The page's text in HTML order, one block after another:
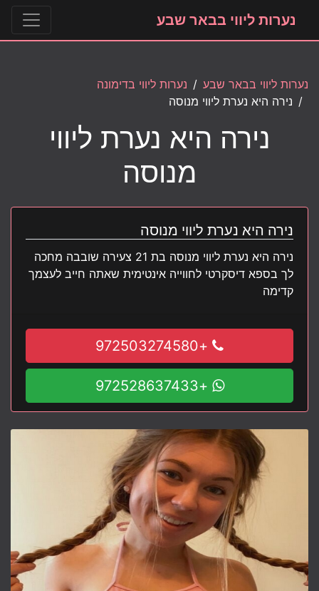
נערות ליווי בבאר שבע
נערות ליווי בבאר שבע
נערות ליווי בדימונה
נירה היא נערת ליווי מנוסה
נירה היא נערת ליווי
מנוסה
נירה היא נערת ליווי מנוסה
נירה היא נערת ליווי מנוסה בת 21 צעירה שובבה מחכה
לך בספא דיסקרטי לחווייה אינטימית שאתה חייב לעצמך
קדימה
+972503274580
+972528637433